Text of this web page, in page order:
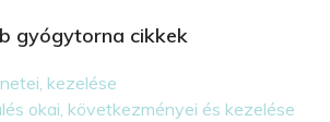
gyógytorna cikkek
kezelése
okai, következményei és kezelése